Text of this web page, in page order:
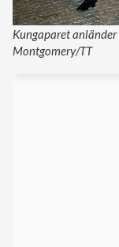
Kungaparet
Montgomery/TT